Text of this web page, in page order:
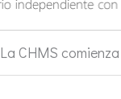
La CHMS